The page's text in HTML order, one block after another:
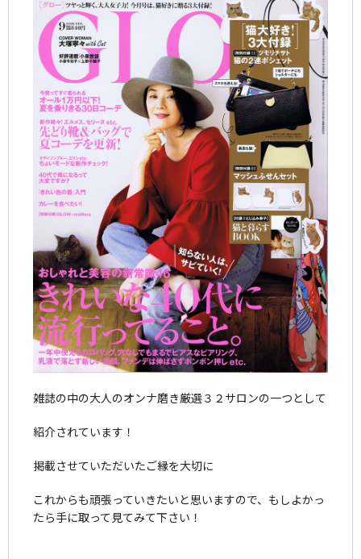
雑誌の中の大人のオンナ磨き厳選３２サロンの一つとして
紹介されています！
掲載させていただいたご縁を大切に
これからも頑張っていきたいと思いますので、もしよかっ
たら手に取って見てみて下さい！